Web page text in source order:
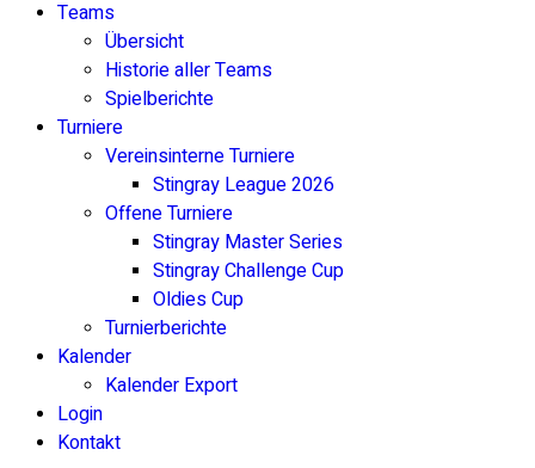
Teams
Übersicht
Historie aller Teams
Spielberichte
Turniere
Vereinsinterne Turniere
Stingray League 2026
Offene Turniere
Stingray Master Series
Stingray Challenge Cup
Oldies Cup
Turnierberichte
Kalender
Kalender Export
Login
Kontakt